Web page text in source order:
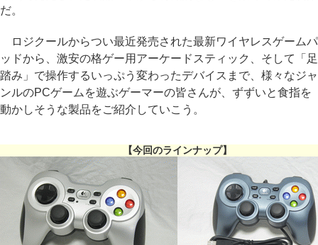
だ。
ロジクールからつい最近発売された最新ワイヤレスゲームパ
ッドから、激安の格ゲー用アーケードスティック、そして「足
踏み」で操作するいっぷう変わったデバイスまで、様々なジャ
ンルのPCゲームを遊ぶゲーマーの皆さんが、ずずいと食指を
動かしそうな製品をご紹介していこう。
【今回のラインナップ】